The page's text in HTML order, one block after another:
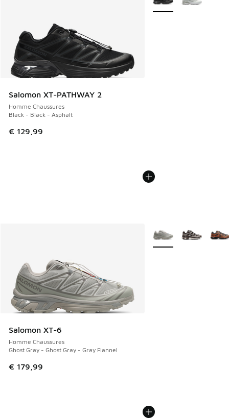
Salomon XT-PATHWAY 2
Homme Chaussures
Black - Black - Asphalt
€ 129,99
Salomon XT-6
Homme Chaussures
Ghost Gray - Ghost Gray - Gray Flannel
€ 179,99
Plus de couleurs